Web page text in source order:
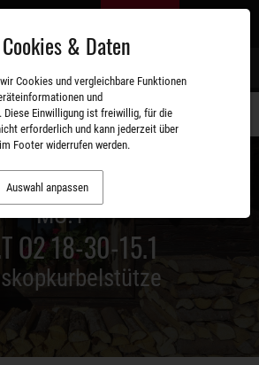
MU.T
O2 18-30-15.1
& Daten
Cookies und vergleichbare Funktionen
und
Diese Einwilligung ist freiwillig, für die
erforderlich und kann jederzeit über
Footer widerrufen werden.
Auswahl anpassen